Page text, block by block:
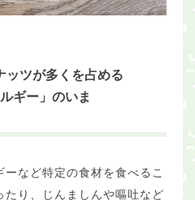
ッツが多くを占める
ギー」のいま
など特定の食材を食べるこ
たり、じんましんや嘔吐など